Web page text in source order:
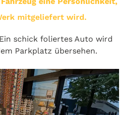
mitgeliefert wird.
schick foliertes Auto wird
Parkplatz übersehen.